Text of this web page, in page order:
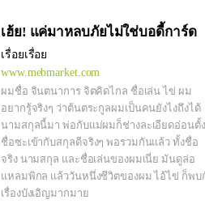
เฮ้ย! แค่มาหลบภัยไม่ใช่บอดี้การ์ด
เรื่อยเรื่อย
www.mebmarket.com
ผมชื่อ จินตนาการ จิตคิดไกล ชื่อเล่น ไข่ ผม
อยากรู้จริงๆ ว่าต้นตระกูลผมเป็นคนยังไงถึงได้
นามสกุลนี้มา พ่อกับแม่ผมก็ช่างละเอียดอ่อนตั้ง
ชื่อซะเข้ากับสกุลดีจริงๆ พอรวมกันแล้ว ทั้งชื่อ
จริง นามสกุล และชื่อเล่นของผมเนี่ย มันดูล่อ
แหลมพิกล แล้ววันหนึ่งชีวิตของผม ไอ้ไข่ ก็พบ
เรื่องบังเอิญมากมาย